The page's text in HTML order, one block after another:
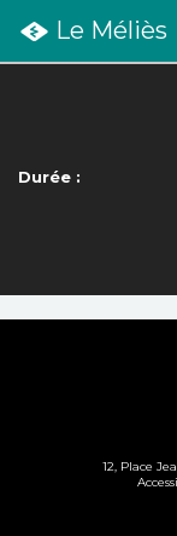
Le Méliès
Durée :
12, Place